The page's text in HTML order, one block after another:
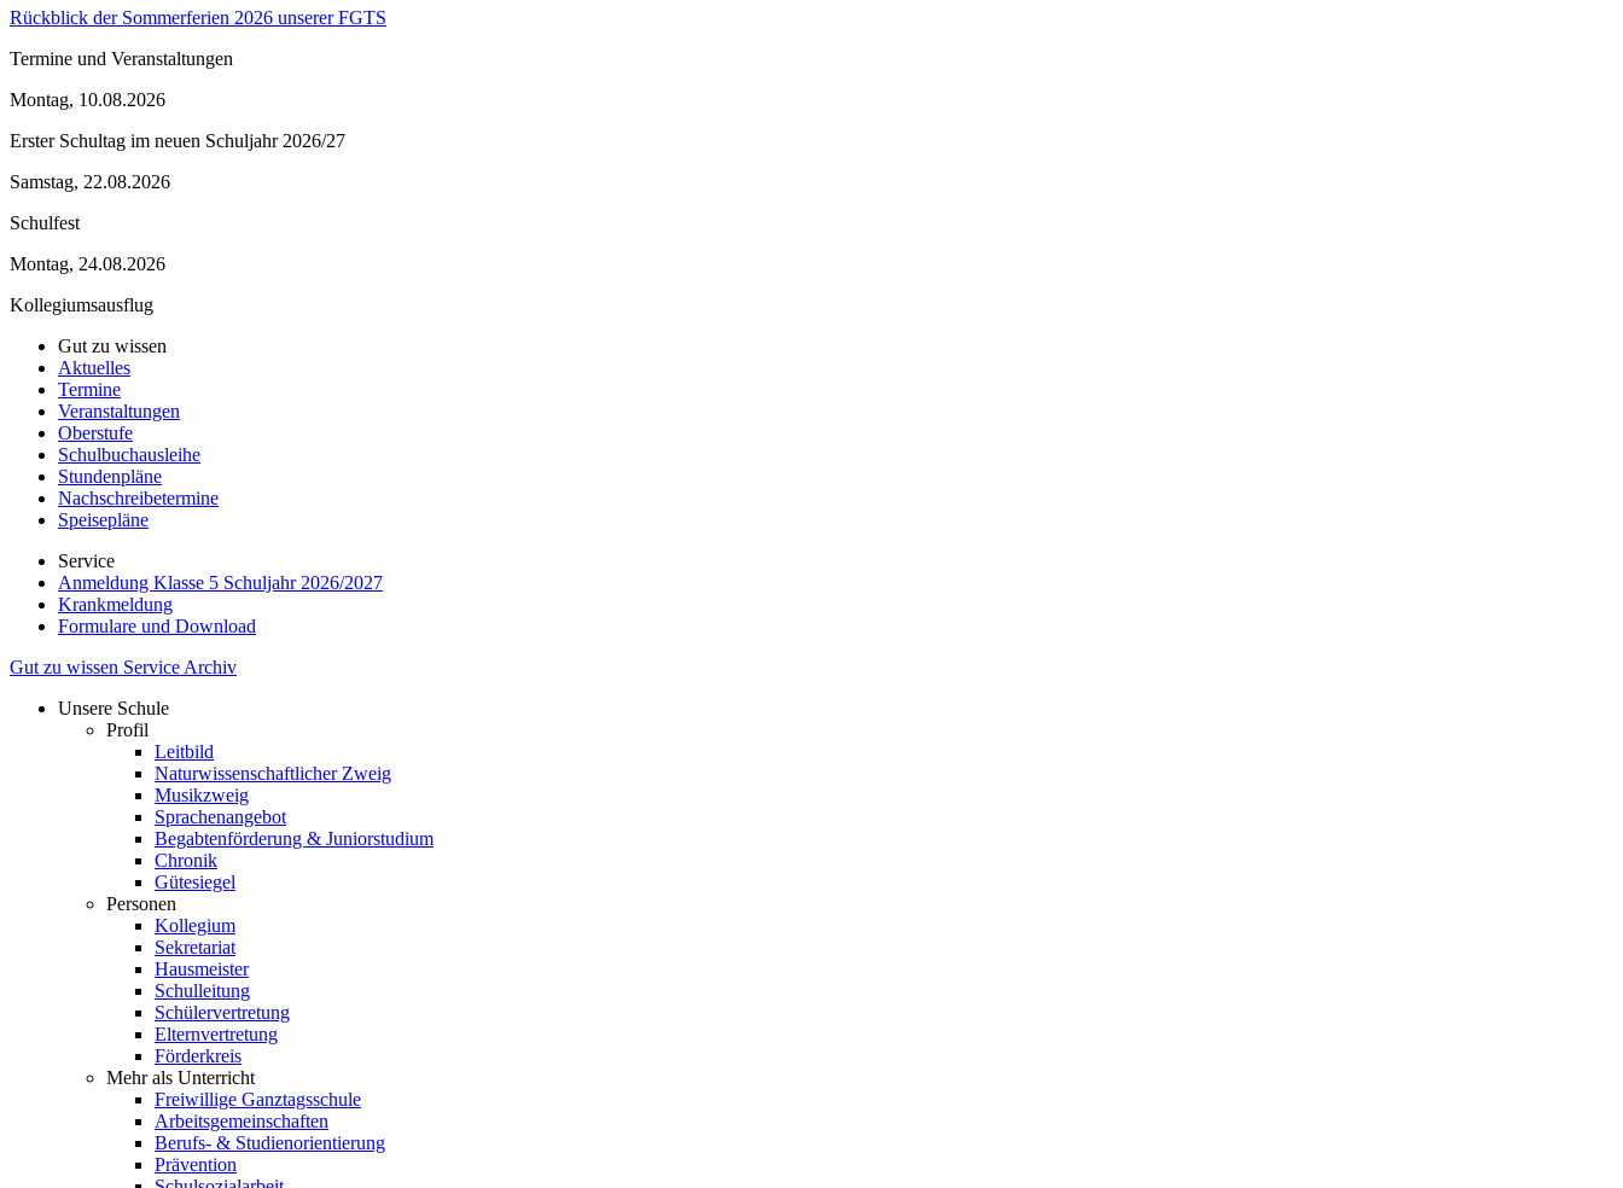
Rückblick der Sommerferien 2026 unserer FGTS
Termine und Veranstaltungen
Montag, 10.08.2026
Erster Schultag im neuen Schuljahr 2026/27
Samstag, 22.08.2026
Schulfest
Montag, 24.08.2026
Kollegiumsausflug
Gut zu wissen
Aktuelles
Termine
Veranstaltungen
Oberstufe
Schulbuchausleihe
Stundenpläne
Nachschreibetermine
Speisepläne
Service
Anmeldung Klasse 5 Schuljahr 2026/2027
Krankmeldung
Formulare und Download
Gut zu wissen Service Archiv
Unsere Schule
Profil
Leitbild
Naturwissenschaftlicher Zweig
Musikzweig
Sprachenangebot
Begabtenförderung & Juniorstudium
Chronik
Gütesiegel
Personen
Kollegium
Sekretariat
Hausmeister
Schulleitung
Schülervertretung
Elternvertretung
Förderkreis
Mehr als Unterricht
Freiwillige Ganztagsschule
Arbeitsgemeinschaften
Berufs- & Studienorientierung
Prävention